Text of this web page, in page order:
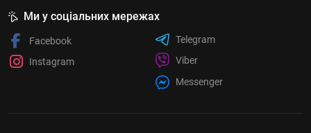
Ми у соціальних мережах
Facebook
Instagram
Telegram
Viber
Messenger